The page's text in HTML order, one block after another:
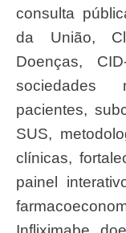
consulta
da União,
Doenças,
sociedades
pacientes,
SUS,
clínicas,
painel